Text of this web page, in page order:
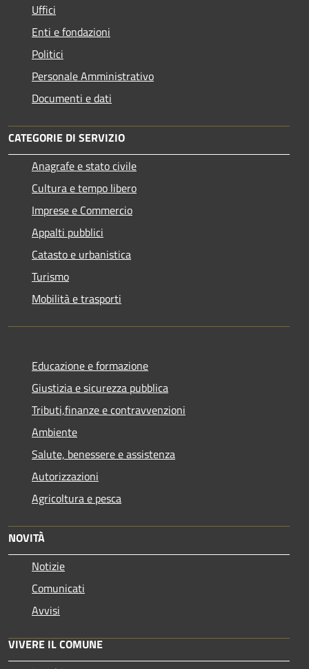
Uffici
Enti e fondazioni
Politici
Personale Amministrativo
Documenti e dati
CATEGORIE DI SERVIZIO
Anagrafe e stato civile
Cultura e tempo libero
Imprese e Commercio
Appalti pubblici
Catasto e urbanistica
Turismo
Mobilità e trasporti
Educazione e formazione
Giustizia e sicurezza pubblica
Tributi,finanze e contravvenzioni
Ambiente
Salute, benessere e assistenza
Autorizzazioni
Agricoltura e pesca
NOVITÀ
Notizie
Comunicati
Avvisi
VIVERE IL COMUNE